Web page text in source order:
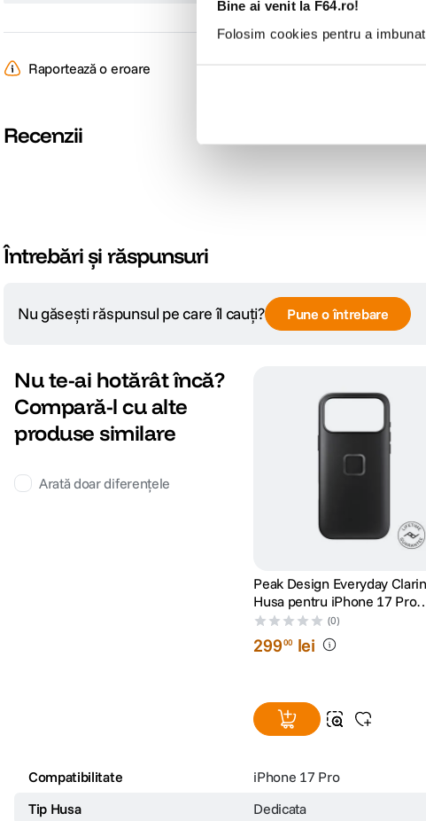
Bine ai venit la F64.ro!
Folosim cookies pentru a
Raportează o eroare
Recenzii
Întrebări și răspunsuri
Nu găsești răspunsul pe care îl cauți? Pune o întrebare
Nu te-ai hotărât încă?
Compară-l cu alte
produse similare
Arată doar diferențele
Peak Design Everyday
Husa pentru iPhone 17 Pro
Negru
(0)
29900 lei
Compatibilitate iPhone 17 Pro
Tip Husa
Dedicata